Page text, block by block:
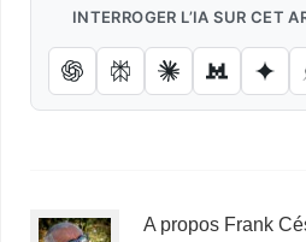
INTERROGER L’IA SUR CET
A propos Frank